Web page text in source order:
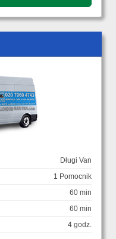
Długi Van
1 Pomocnik
60 min
60 min
4 godz.